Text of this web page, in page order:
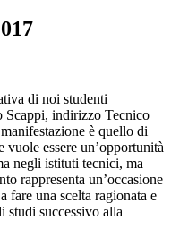
di noi studenti
indirizzo Tecnico
è quello di
essere un’opportunità
negli istituti tecnici, ma
rappresenta un’occasione
fare una scelta ragionata e
studi successivo alla